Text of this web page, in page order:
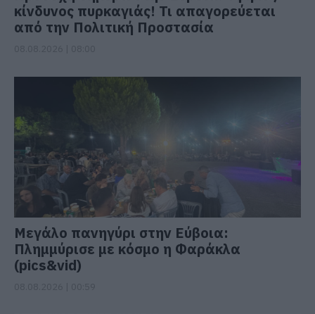
κίνδυνος πυρκαγιάς! Τι απαγορεύεται
από την Πολιτική Προστασία
Μεγάλο πανηγύρι στην Εύβοια:
Πλημμύρισε με κόσμο η Φαράκλα
(pics&vid)